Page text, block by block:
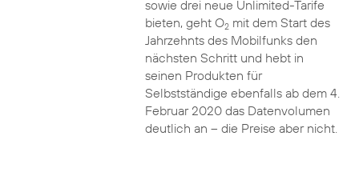
sowie drei neue Unlimited-Tarife
bieten, geht O2mit dem Start des
Jahrzehnts des Mobilfunks den
nächsten Schritt und hebt in
seinen Produkten für
Selbstständige ebenfalls ab dem 4.
Februar 2020 das Datenvolumen
deutlich an – die Preise aber nicht.